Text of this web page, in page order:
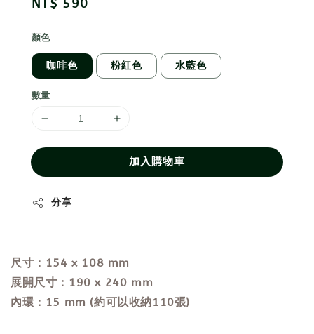
Regular
NT$ 590
顏色
咖啡色 粉紅色 水藍色
數量
加入購物車
分享
尺寸：154 x 108 mm
展開尺寸：190 x 240 mm
內環：15 mm (約可以收納110張)